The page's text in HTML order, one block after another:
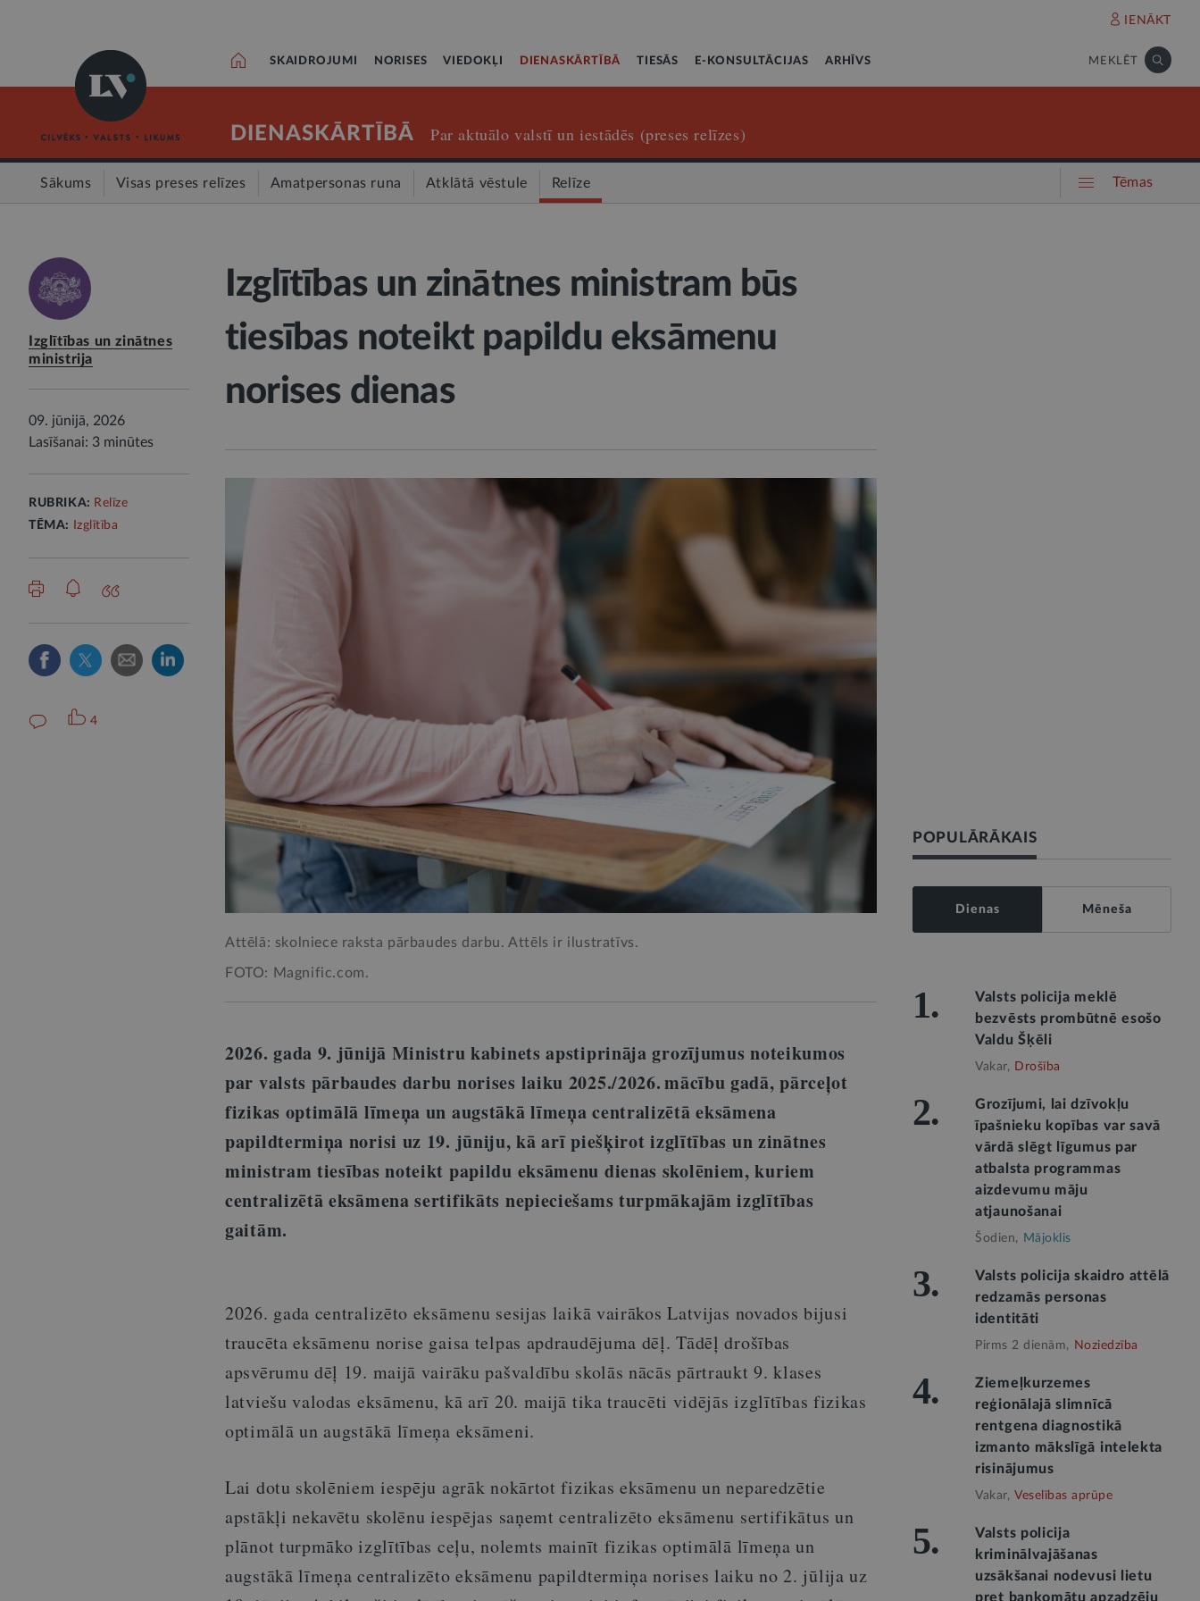
IENĀKT
SKAIDROJUMI NORISES VIEDOKĻI DIENASKĀRTĪBĀ TIESĀS E-KONSULTĀCIJAS ARHĪVS MEKLĒT
DIENASKĀRTĪBĀ Par aktuālo valstī un iestādēs (preses relīzes)
Sākums Visas preses relīzes Amatpersonas runa Atklātā vēstule Relīze Tēmas
Izglītības un zinātnes
ministrija
09. jūnijā, 2026
Lasīšanai: 3 minūtes
RUBRIKA: Relīze
TĒMA:
Izglītība
4
Izglītības un zinātnes ministram būs
tiesības noteikt papildu eksāmenu
norises dienas
Attēlā: skolniece raksta pārbaudes darbu. Attēls ir ilustratīvs.
FOTO: Magnific.com.
2026. gada 9. jūnijā Ministru kabinets apstiprināja grozījumus noteikumos
par valsts pārbaudes darbu norises laiku 2025./2026. mācību gadā, pārceļot
fizikas optimālā līmeņa un augstākā līmeņa centralizētā eksāmena
papildtermiņa norisi uz 19. jūniju, kā arī piešķirot izglītības un zinātnes
ministram tiesības noteikt papildu eksāmenu dienas skolēniem, kuriem
centralizētā eksāmena sertifikāts nepieciešams turpmākajām izglītības
gaitām.
2026. gada centralizēto eksāmenu sesijas laikā vairākos Latvijas novados bijusi
traucēta eksāmenu norise gaisa telpas apdraudējuma dēļ. Tādēļ drošības
apsvērumu dēļ 19. maijā vairāku pašvaldību skolās nācās pārtraukt 9. klases
latviešu valodas eksāmenu, kā arī 20. maijā tika traucēti vidējās izglītības fizikas
optimālā un augstākā līmeņa eksāmeni.
Lai dotu skolēniem iespēju agrāk nokārtot fizikas eksāmenu un neparedzētie
apstākļi nekavētu skolēnu iespējas saņemt centralizēto eksāmenu sertifikātus un
plānot turpmāko izglītības ceļu, nolemts mainīt fizikas optimālā līmeņa un
augstākā līmeņa centralizēto eksāmenu papildtermiņa norises laiku no 2. jūlija uz
POPULĀRĀKAIS
Dienas Mēneša
1.
Valsts policija meklē
bezvēsts prombūtnē esošo
Valdu Šķēli
Vakar, Drošība
2.
Grozījumi, lai dzīvokļu
īpašnieku kopības var savā
vārdā slēgt līgumus par
atbalsta programmas
aizdevumu māju
atjaunošanai
Šodien, Mājoklis
3.
Valsts policija skaidro attēlā
redzamās personas
identitāti
Pirms 2 dienām, Noziedzība
4.
Ziemeļkurzemes
reģionālajā slimnīcā
rentgena diagnostikā
izmanto mākslīgā intelekta
risinājumus
Vakar, Veselības aprūpe
5.
Valsts policija
kriminālvajāšanas
uzsākšanai nodevusi lietu
pret bankomātu apzadzēju